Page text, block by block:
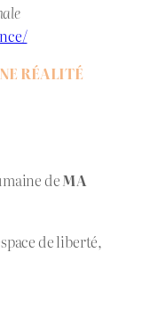
RÉALITÉ
deMA
de liberté,